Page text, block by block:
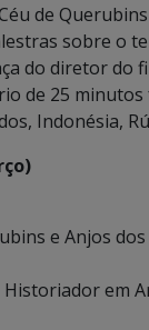
de
sobre o
do diretor do
de 25
Indonésia,
e Anjos
Historiador em